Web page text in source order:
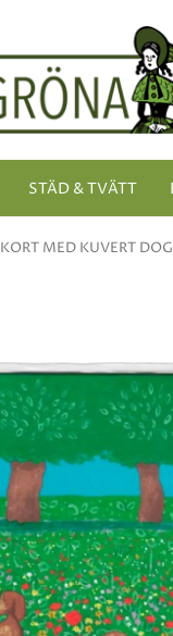
STÄD & TVÄTT
KORT MED KUVERT